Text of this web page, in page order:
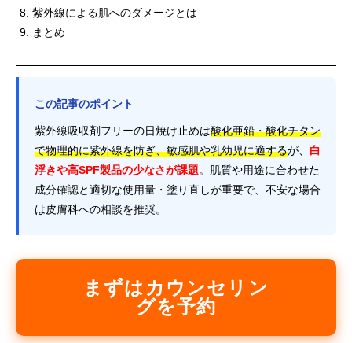
紫外線による肌へのダメージとは
まとめ
この記事のポイント
紫外線吸収剤フリーの日焼け止めは酸化亜鉛・酸化チタン
で物理的に紫外線を防ぎ、敏感肌や乳幼児に適するが、 白
浮きや高SPF製品の少なさが課題。肌質や用途に合わせた
成分確認と適切な使用量・塗り直しが重要で、不安な場合
は皮膚科への相談を推奨。
まずはカウンセリン
グを予約